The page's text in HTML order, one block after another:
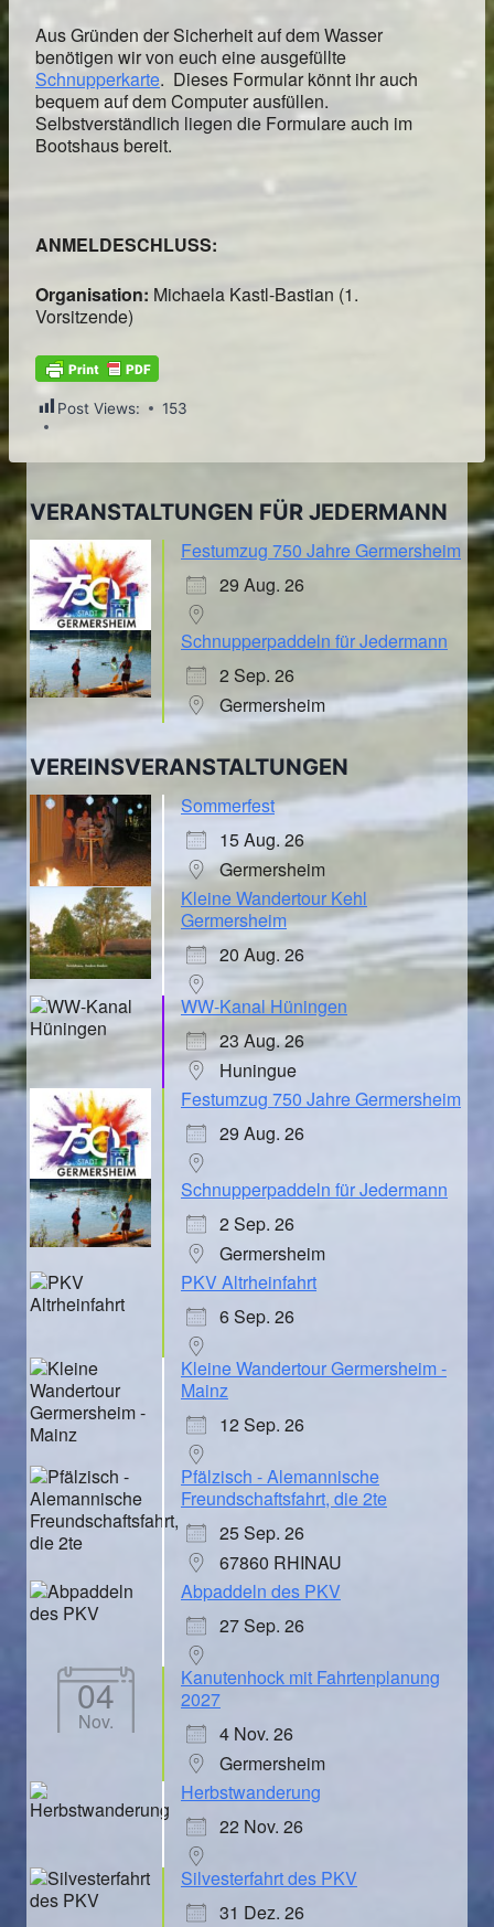
Aus Gründen der Sicherheit auf dem Wasser
benötigen wir von euch eine ausgefüllte
Schnupperkarte. Dieses Formular könnt ihr auch
bequem auf dem Computer ausfüllen.
Selbstverständlich liegen die Formulare auch im
Bootshaus bereit.
ANMELDESCHLUSS:
Organisation: Michaela Kastl-Bastian (1.
Vorsitzende)
Post Views: 153
VERANSTALTUNGEN FÜR JEDERMANN
Festumzug 750 Jahre Germersheim
29 Aug. 26
Schnupperpaddeln für Jedermann
2 Sep. 26
Germersheim
VEREINSVERANSTALTUNGEN
Sommerfest
15 Aug. 26
Germersheim
Kleine Wandertour Kehl
Germersheim
20 Aug. 26
WW-Kanal Hüningen
23 Aug. 26
Huningue
Festumzug 750 Jahre Germersheim
29 Aug. 26
Schnupperpaddeln für Jedermann
2 Sep. 26
Germersheim
PKV Altrheinfahrt
6 Sep. 26
Kleine Wandertour Germersheim -
Mainz
12 Sep. 26
Pfälzisch - Alemannische
Freundschaftsfahrt, die 2te
25 Sep. 26
67860 RHINAU
Abpaddeln des PKV
27 Sep. 26
04
Nov.
Kanutenhock mit Fahrtenplanung
2027
4 Nov. 26
Germersheim
Herbstwanderung
22 Nov. 26
Silvesterfahrt des PKV
31 Dez. 26